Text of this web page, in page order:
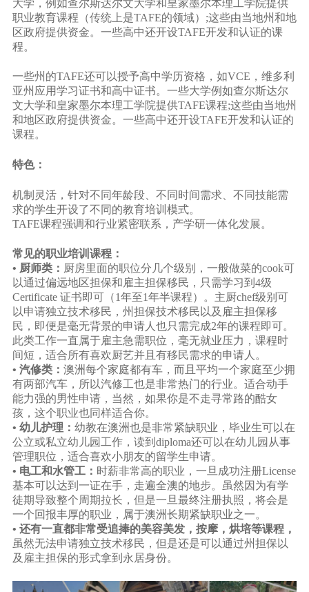
大学，例如查尔斯达尔文大学和皇家墨尔本理工学院提供
职业教育课程（传统上是TAFE的领域）;这些由当地州和地
区政府提供资金。一些高中还开设TAFE开发和认证的课
程。
一些州的TAFE还可以授予高中学历资格，如VCE，维多利
亚州应用学习证书和高中证书。一些大学例如查尔斯达尔
文大学和皇家墨尔本理工学院提供TAFE课程;这些由当地州
和地区政府提供资金。一些高中还开设TAFE开发和认证的
课程。
特色：
机制灵活，针对不同年龄段、不同时间需求、不同技能需
求的学生开设了不同的教育培训模式。
TAFE课程强调和行业紧密联系，产学研一体化发展。
常见的职业培训课程：
• 厨师类： 厨房里面的职位分几个级别，一般做菜的cook可
以通过偏远地区担保和雇主担保移民，只需学习到4级
Certificate 证书即可（1年至1年半课程）。主厨chef级别可
以申请独立技术移民，州担保技术移民以及雇主担保移
民，即便是毫无背景的申请人也只需完成2年的课程即可。
此类工作一直属于雇主急需职位，毫无就业压力，课程时
间短，适合所有喜欢厨艺并且有移民需求的申请人。
• 汽修类： 澳洲每个家庭都有车，而且平均一个家庭至少拥
有两部汽车，所以汽修工也是非常热门的行业。适合动手
能力强的男性申请，当然，如果你是不走寻常路的酷女
孩，这个职业也同样适合你。
• 幼儿护理： 幼教在澳洲也是非常紧缺职业，毕业生可以在
公立或私立幼儿园工作，读到diploma还可以在幼儿园从事
管理职位，适合喜欢小朋友的留学生申请。
• 电工和水管工： 时薪非常高的职业，一旦成功注册License
基本可以达到一证在手，走遍全澳的地步。虽然因为有学
徒期导致整个周期拉长，但是一旦最终注册执照，将会是
一个回报丰厚的职业，属于澳洲长期紧缺职业之一。
• 还有一直都非常受追捧的美容美发，按摩，烘培等课程，
虽然无法申请独立技术移民，但是还是可以通过州担保以
及雇主担保的形式拿到永居身份。